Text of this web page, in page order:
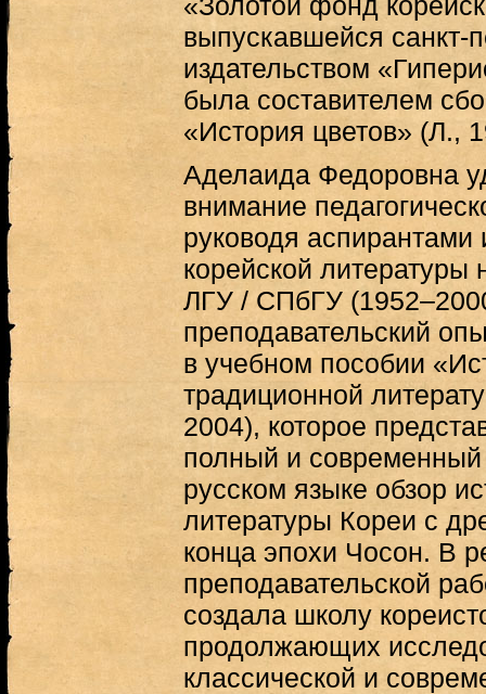
выпускавшейся санкт-
издательством
была составителем
«История цветов» (Л.,
Аделаида Федоровна
внимание
руководя аспирантами
корейской литературы
ЛГУ / СПбГУ
преподавательский
в учебном пособии
традиционной
2004), которое
полный и
русском языке обзор
литературы Кореи с
конца эпохи Чосон. В
преподавательской
создала школу
продолжающих
классической и